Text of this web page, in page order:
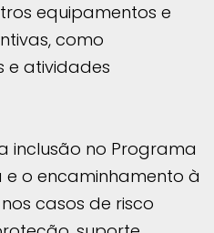
equipamentos e
como
e atividades
inclusão no Programa
e o encaminhamento à
casos de risco